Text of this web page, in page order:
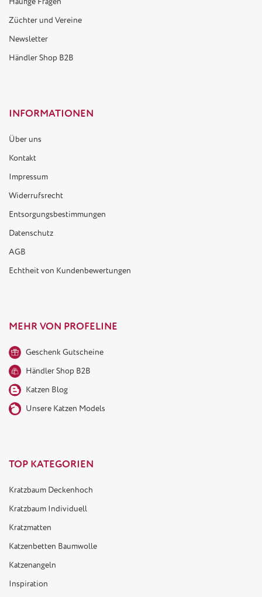
Züchter und Vereine
Newsletter
Händler Shop B2B
INFORMATIONEN
Über uns
Kontakt
Impressum
Widerrufsrecht
Entsorgungsbestimmungen
Datenschutz
AGB
Echtheit von Kundenbewertungen
MEHR VON PROFELINE
Geschenk Gutscheine
Händler Shop B2B
Katzen Blog
Unsere Katzen Models
TOP KATEGORIEN
Kratzbaum Deckenhoch
Kratzbaum Individuell
Kratzmatten
Katzenbetten Baumwolle
Katzenangeln
Inspiration